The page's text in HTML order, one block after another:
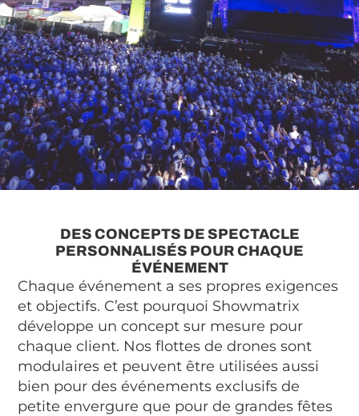
DES CONCEPTS DE SPECTACLE
PERSONNALISÉS POUR CHAQUE
ÉVÉNEMENT
Chaque événement a ses propres exigences
et objectifs. C’est pourquoi Showmatrix
développe un concept sur mesure pour
chaque client. Nos flottes de drones sont
modulaires et peuvent être utilisées aussi
bien pour des événements exclusifs de
petite envergure que pour de grandes fêtes